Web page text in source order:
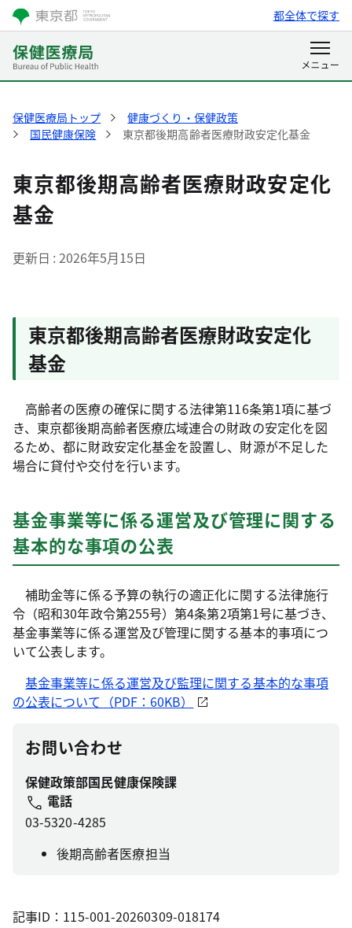
都全体で探す
保健医療局トップ
健康づくり・保健政策
国民健康保険
東京都後期高齢者医療財政安定化基金
東京都後期高齢者医療財政安定化
基金
更新日 2026年5月15日
東京都後期高齢者医療財政安定化
基金
高齢者の医療の確保に関する法律第116条第1項に基づ
き、東京都後期高齢者医療広域連合の財政の安定化を図
るため、都に財政安定化基金を設置し、財源が不足した
場合に貸付や交付を行います。
基金事業等に係る運営及び管理に関する
基本的な事項の公表
補助金等に係る予算の執行の適正化に関する法律施行
令（昭和30年政令第255号）第4条第2項第1号に基づき、
基金事業等に係る運営及び管理に関する基本的事項につ
いて公表します。
基金事業等に係る運営及び監理に関する基本的な事項
の公表について（PDF：60KB）
お問い合わせ
保健政策部国民健康保険課
電話
03-5320-4285
後期高齢者医療担当
記事ID：115-001-20260309-018174